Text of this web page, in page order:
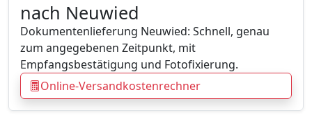
nach Neuwied
Dokumentenlieferung Neuwied: Schnell, genau
zum angegebenen Zeitpunkt, mit
Empfangsbestätigung und Fotofixierung.
Online-Versandkostenrechner